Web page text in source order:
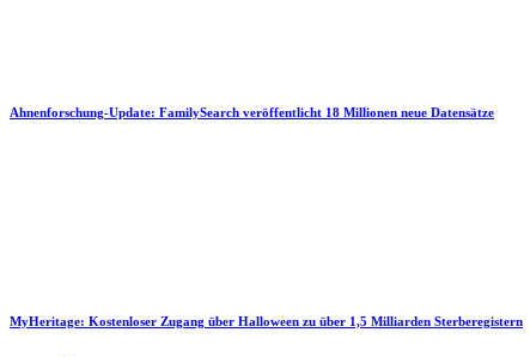
Ahnenforschung-Update: FamilySearch veröffentlicht 18 Millionen neue Datensätze
MyHeritage: Kostenloser Zugang über Halloween zu über 1,5 Milliarden Sterberegistern